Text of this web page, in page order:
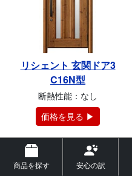
商品を探す 安心の訳
リシェント 玄関ドア3
C16N型
断熱性能：なし
価格を見る ▶